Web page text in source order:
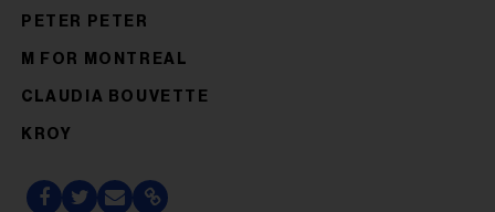
PETER PETER
M FOR MONTREAL
CLAUDIA BOUVETTE
KROY